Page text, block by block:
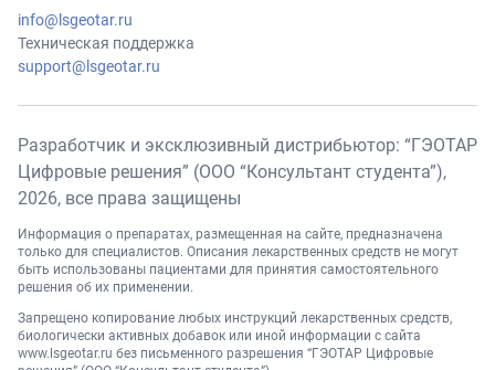
info@lsgeotar.ru
Техническая поддержка
support@lsgeotar.ru
Разработчик и эксклюзивный дистрибьютор: “ГЭОТАР
Цифровые решения” (ООО “Консультант студента”),
2026, все права защищены
Информация о препаратах, размещенная на сайте, предназначена
только для специалистов. Описания лекарственных средств не могут
быть использованы пациентами для принятия самостоятельного
решения об их применении.
Запрещено копирование любых инструкций лекарственных средств,
биологически активных добавок или иной информации с сайта
www.lsgeotar.ru без письменного разрешения “ГЭОТАР Цифровые